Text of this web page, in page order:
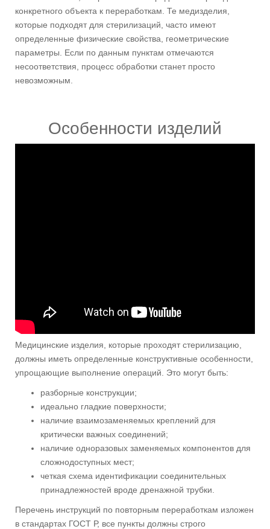
конкретного объекта к переработкам. Те медизделия,
которые подходят для стерилизаций, часто имеют
определенные физические свойства, геометрические
параметры. Если по данным пунктам отмечаются
несоответствия, процесс обработки станет просто
невозможным.
Особенности изделий
Медицинские изделия, которые проходят стерилизацию,
должны иметь определенные конструктивные особенности,
упрощающие выполнение операций. Это могут быть:
разборные конструкции;
идеально гладкие поверхности;
наличие взаимозаменяемых креплений для
критически важных соединений;
наличие одноразовых заменяемых компонентов для
сложнодоступных мест;
четкая схема идентификации соединительных
принадлежностей вроде дренажной трубки.
Перечень инструкций по повторным переработкам изложен
в стандартах ГОСТ Р, все пункты должны строго